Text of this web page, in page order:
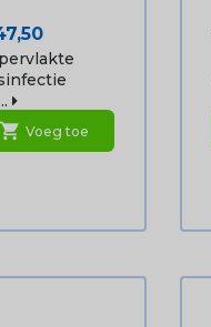
shopping_cart Voeg toe